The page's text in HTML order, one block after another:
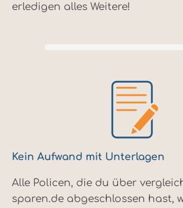
erledigen alles Weitere!
Kein Aufwand mit Unterlagen
Alle Policen, die du über
sparen.de abgeschlossen hast,